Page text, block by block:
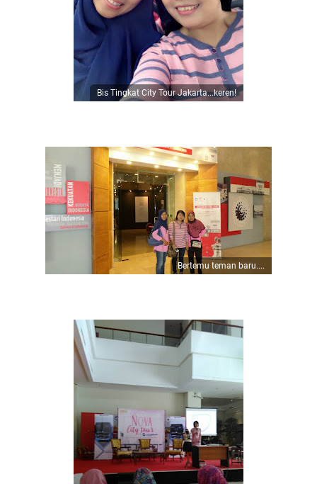
Bis Tingkat City Tour Jakarta...keren!
Bertemu teman baru....